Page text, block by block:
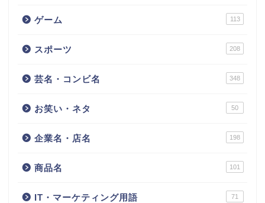
ゲーム 113
スポーツ 208
芸名・コンビ名 348
お笑い・ネタ 50
企業名・店名 198
商品名 101
IT・マーケティング用語 71